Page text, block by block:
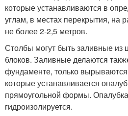
которые устанавливаются в
углам, в местах перекрытия, на
не более 2-2,5 метров.
Столбы могут быть заливные из
блоков. Заливные делаются
фундаменте, только
которые устанавливается
прямоугольной формы.
гидроизолируется.